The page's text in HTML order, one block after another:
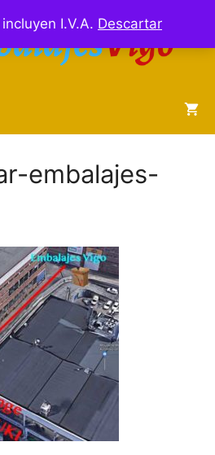
I.V.A. Descartar
embalajes-